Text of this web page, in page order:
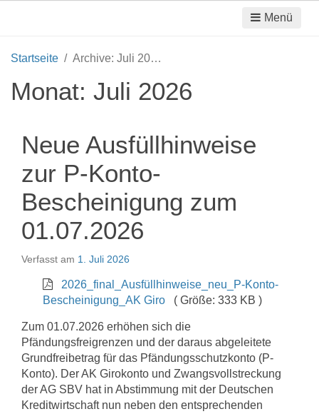
Menü
Startseite Archive: Juli 2026
Monat: Juli 2026
Neue Ausfüllhinweise
zur P-Konto-
Bescheinigung zum
01.07.2026
Verfasst am 1. Juli 2026
2026_final_Ausfüllhinweise_neu_P-Konto-
Bescheinigung_AK Giro
( Größe: 333 KB )
Zum 01.07.2026 erhöhen sich die
Pfändungsfreigrenzen und der daraus abgeleitete
Grundfreibetrag für das Pfändungsschutzkonto (P-
Konto). Der AK Girokonto und Zwangsvollstreckung
der AG SBV hat in Abstimmung mit der Deutschen
Kreditwirtschaft nun neben den entsprechenden